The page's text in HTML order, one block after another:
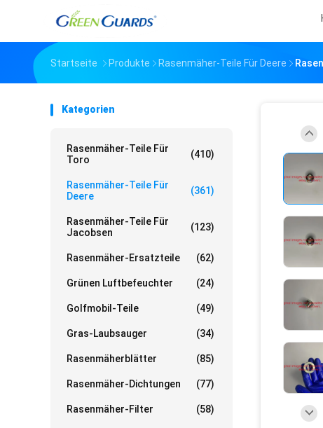
Startseite Produkte Rasenmäher-Teile Für Deere
Kategorien
Rasenmäher-Teile Für
Toro
(410)
Rasenmäher-Teile Für
Deere
(361)
Rasenmäher-Teile Für
Jacobsen
(123)
Rasenmäher-Ersatzteile (62)
Grünen Luftbefeuchter (24)
Golfmobil-Teile (49)
Gras-Laubsauger (34)
Rasenmäherblätter (85)
Rasenmäher-Dichtungen (77)
Rasenmäher-Filter (58)